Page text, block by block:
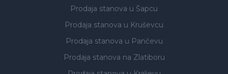
Prodaja stanova u Šapcu
Prodaja stanova u Kruševcu
Prodaja stanova u Pančevu
Prodaja stanova na Zlatiboru